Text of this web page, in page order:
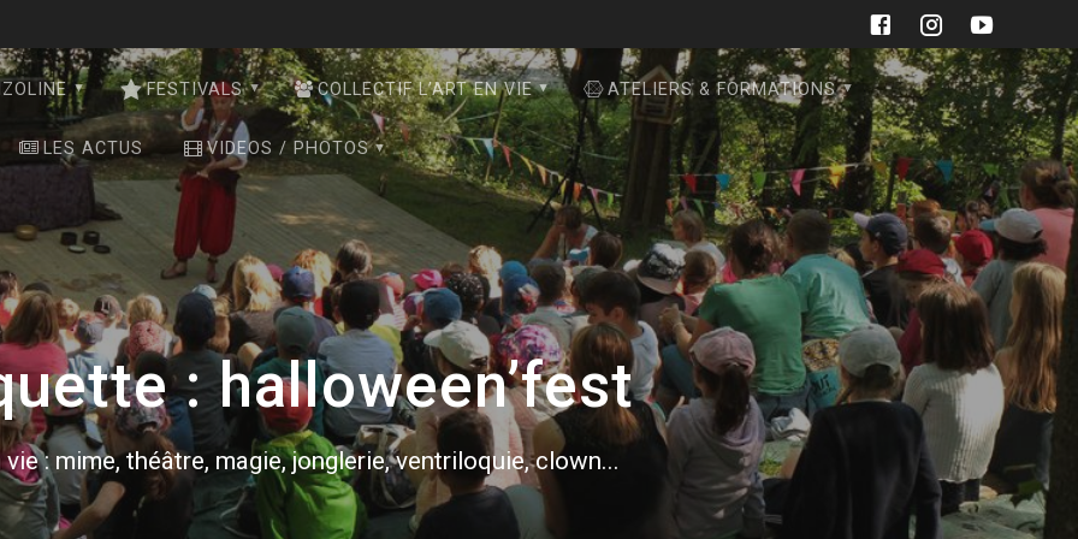
FESTIVALS COLLECTIF L’ART EN VIE ATELIERS & FORMATIONS
LES ACTUS VIDEOS / PHOTOS
:halloween’fest
: mime, théâtre, magie, jonglerie, ventriloquie, clown...